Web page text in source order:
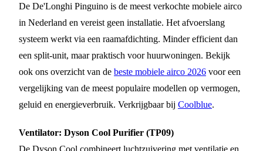
De De'Longhi Pinguino is de meest verkochte mobiele airco
in Nederland en vereist geen installatie. Het afvoerslang
systeem werkt via een raamafdichting. Minder efficient dan
een split-unit, maar praktisch voor huurwoningen. Bekijk
ook ons overzicht van de beste mobiele airco 2026 voor een
vergelijking van de meest populaire modellen op vermogen,
geluid en energieverbruik. Verkrijgbaar bij Coolblue.
Ventilator: Dyson Cool Purifier (TP09)
De Dyson Cool combineert luchtzuivering met ventilatie en